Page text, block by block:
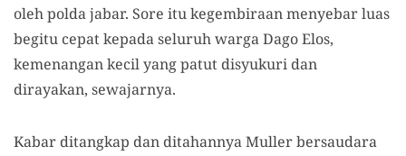
oleh polda jabar. Sore itu kegembiraan menyebar luas
begitu cepat kepada seluruh warga Dago Elos,
kemenangan kecil yang patut disyukuri dan
dirayakan, sewajarnya.
Kabar ditangkap dan ditahannya Muller bersaudara